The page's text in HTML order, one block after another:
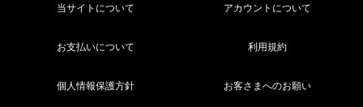
当サイトについて アカウントについて
お支払いについて 利用規約
個人情報保護方針 お客さまへのお願い